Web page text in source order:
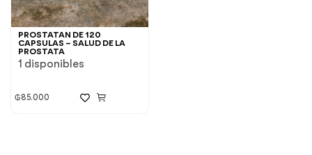
PROSTATAN DE 120
CAPSULAS – SALUD DE LA
PROSTATA
1 disponibles
₲85.000